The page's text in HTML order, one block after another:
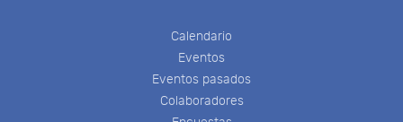
Calendario
Eventos
Eventos pasados
Colaboradores